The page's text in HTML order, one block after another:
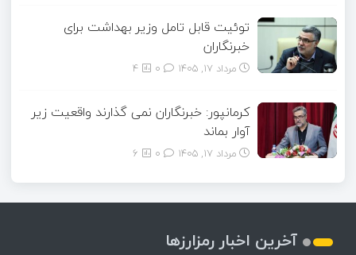
توئیت قابل تامل وزیر بهداشت برای
خبرنگاران
مرداد ۱۷, ۱۴۰۵ 4
کرمانپور: خبرنگاران نمی گذارند واقعیت زیر
آوار بماند
مرداد ۱۷, ۱۴۰۵ 6
آخرین اخبار رمزارزها